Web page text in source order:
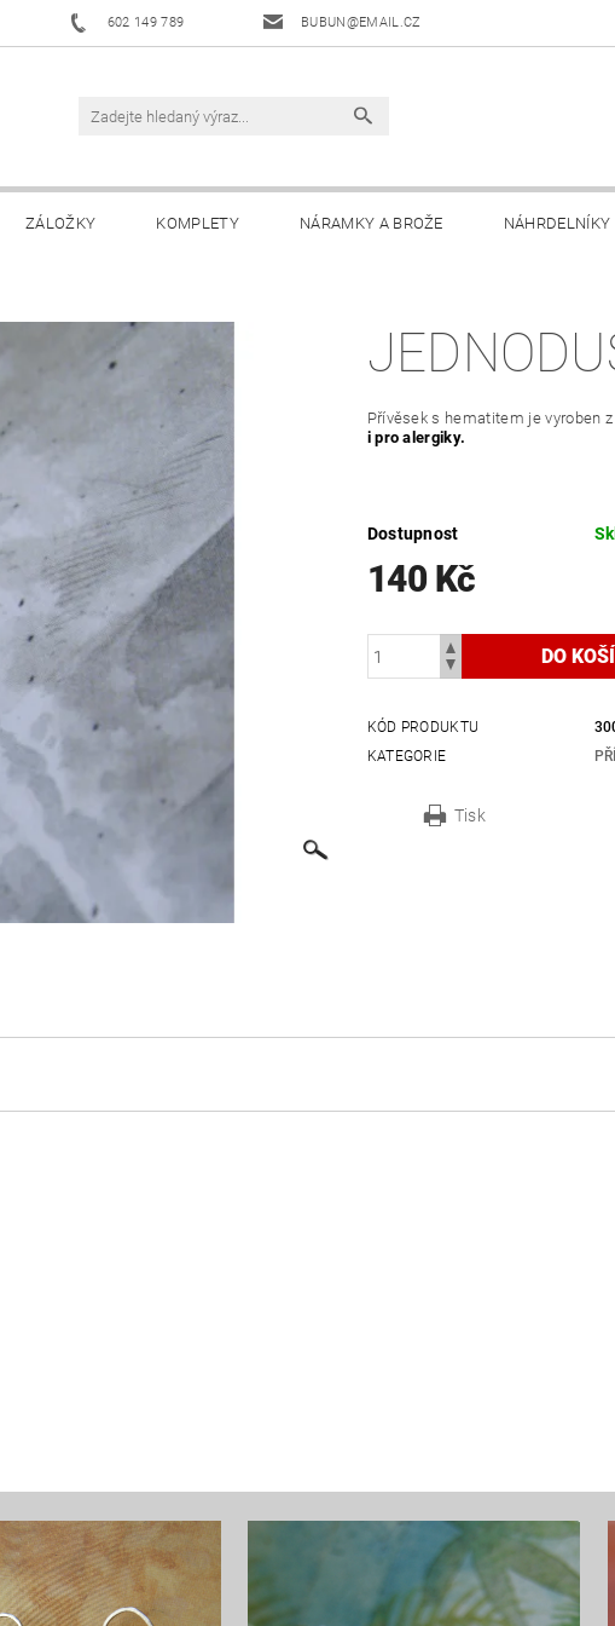
602 149 789 BUBUN@EMAIL.CZ
ZÁLOŽKY KOMPLETY NÁRAMKY A BROŽE NÁHRDELNÍKY
Přívěsek s hematitem je vyroben z
i pro alergiky.
Dostupnost
140 Kč
KÓD PRODUKTU
KATEGORIE
Tisk